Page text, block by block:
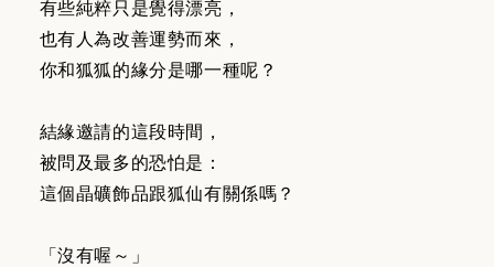
有些純粹只是覺得漂亮，
也有人為改善運勢而來，
你和狐狐的緣分是哪一種呢？
結緣邀請的這段時間，
被問及最多的恐怕是：
這個晶礦飾品跟狐仙有關係嗎？
「沒有喔～」